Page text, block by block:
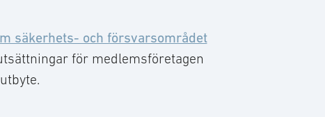
säkerhets- och försvarsområdet
för medlemsföretagen